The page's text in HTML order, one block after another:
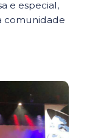
e especial,
comunidade